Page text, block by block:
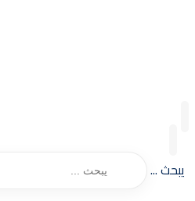
يبحث ...